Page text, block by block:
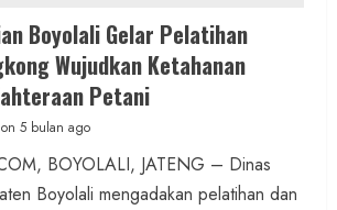
Boyolali Gelar Pelatihan
Wujudkan Ketahanan
Petani
on 5 bulan ago
BOYOLALI, JATENG – Dinas
Boyolali mengadakan pelatihan dan